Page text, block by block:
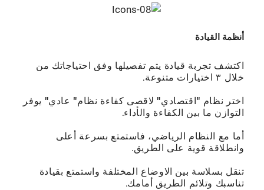
أﻧﻈﻤﺔ اﻟﻘﻴﺎدة
اﻛﺘﺸﻒ ﺗﺠﺮﺑﺔ ﻗﻴﺎدة ﻳﺘﻢ ﺗﻔﺼﻴﻠﻬﺎ وﻓﻖ اﺣﺘﻴﺎﺟﺎﺗﻚ ﻣﻦ
ﺧﻼل ٣ اﺧﺘﻴﺎرات ﻣﺘﻨﻮﻋﺔ.
اﺧﺘﺮ ﻧﻈﺎم "اﻗﺘﺼﺎدي" لاﻗﺼﻰ ﻛﻔﺎءة ﻧﻈﺎم" ﻋﺎدي" ﻳﻮﻓﺮ
اﻟﺘﻮازن ﻣﺎ ﺑﻴﻦ اﻟﻜﻔﺎءة والأداء.
أﻣﺎ ﻣﻊ اﻟﻨﻈﺎم اﻟﺮﻳﺎﺿﻲ، ﻓﺎﺳﺘﻤﺘﻊ ﺑﺴﺮﻋﺔ أﻋﻠﻰ
واﻧﻄﻼﻗﺔ ﻗﻮﻳﺔ ﻋﻠﻰ اﻟﻄﺮﻳﻖ.
ﺗﻨﻘﻞ ﺑﺴﻼﺳﺔ ﺑﻴﻦ الاوﺿﺎع اﻟﻤﺨﺘﻠﻔﺔ واﺳﺘﻤﺘﻊ ﺑﻘﻴﺎدة
ﺗﻨﺎﺳﺒﻚ وﺗﻼﺋﻢ اﻟﻄﺮﻳﻖ أﻣﺎﻣﻚ.